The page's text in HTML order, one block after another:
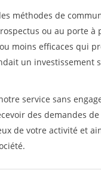
méthodes de
ou au porte à
moins efficaces qui
un investissement
service sans
des demandes de
de votre activité et